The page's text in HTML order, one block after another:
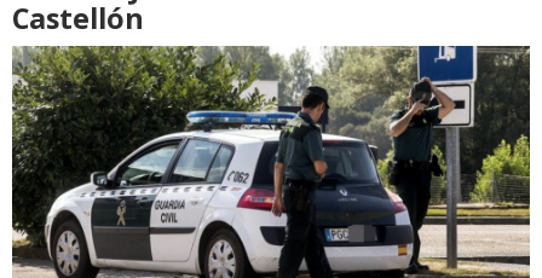
Castellón